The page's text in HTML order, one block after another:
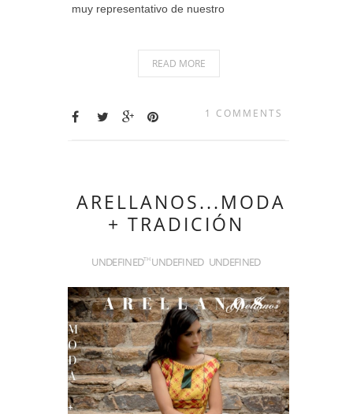
muy representativo de nuestro
READ MORE
1 COMMENTS
ARELLANOS...MODA
+ TRADICIÓN
UNDEFINEDTH UNDEFINED UNDEFINED